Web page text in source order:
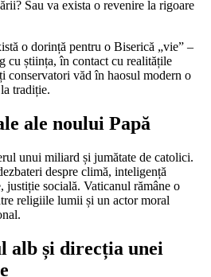
Sau va exista o revenire la rigoare
o dorință pentru o Biserică „vie” –
cu știința, în contact cu realitățile
conservatori văd în haosul modern o
tradiție.
ale noului Papă
unui miliard și jumătate de catolici.
despre climă, inteligență
justiție socială. Vaticanul rămâne o
religiile lumii și un actor moral
alb și direcția unei